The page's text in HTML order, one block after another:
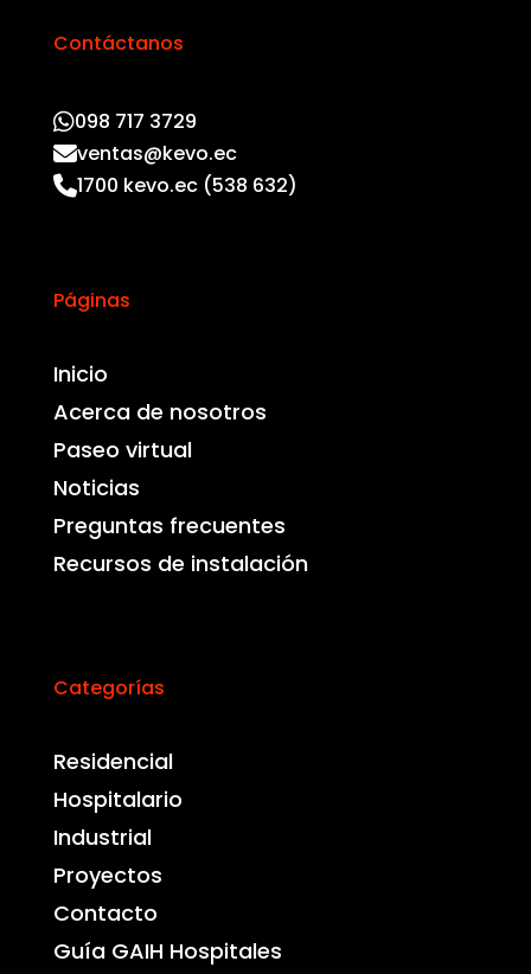
Contáctanos
098 717 3729
ventas@kevo.ec
1700 kevo.ec (538 632)
Páginas
Inicio
Acerca de nosotros
Paseo virtual
Noticias
Preguntas frecuentes
Recursos de instalación
Categorías
Residencial
Hospitalario
Industrial
Proyectos
Contacto
Guía GAIH Hospitales